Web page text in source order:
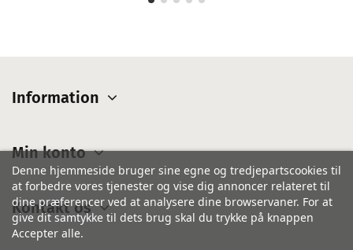
Information
Min konto
Kontakt os
Denne hjemmeside bruger sine egne og tredjepartscookies til
at forbedre vores tjenester og vise dig annoncer relateret til
dine præferencer ved at analysere dine browservaner. For at
give dit samtykke til dets brug skal du trykke på knappen
Accepter alle.